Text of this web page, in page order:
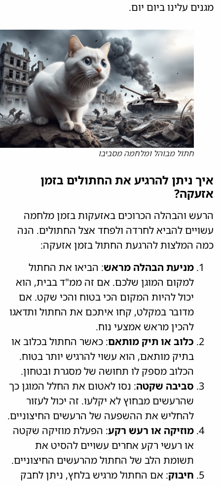
מגנים עלינו ביום יום.
חתול מבוהל ומלחמה מסביבו
איך ניתן להרגיע את החתולים בזמן
אזעקה?
הרעש והבהלה הכרוכים באזעקות בזמן מלחמה
עשויים להביא לחרדה ולפחד אצל החתולים. הנה
כמה המלצות להרגעת החתול בזמן אזעקה:
מניעת הבהלה מראש: הביאו את החתול
למקום המוגן שלכם. אם זה ממ"ד בבית, הוא
יכול להיות המקום הכי בטוח והכי שקט. אם
מדובר במקלט, קחו איתכם את החתול ותדאגו
להכין מראש אמצעי נוח.
כלוב או תיק מותאם: כאשר החתול בכלוב או
בתיק מותאם, הוא עשוי להרגיש יותר בטוח.
הכלוב מספק לו תחושה של מסגרת ובטחון.
סביבה שקטה: נסו לאטום את החלל המוגן כך
שהרעשים מבחוץ לא יקלעו. זה יכול לעזור
להחליש את ההשפעה של הרעשים החיצוניים.
מוזיקה או רעש רקע: הפעלת מוזיקה שקטה
או רעשי רקע אחרים עשויים להסיט את
תשומת הלב של החתול מהרעשים החיצוניים.
חיבוק: אם החתול מרגיש בלחץ, ניתן לחבק